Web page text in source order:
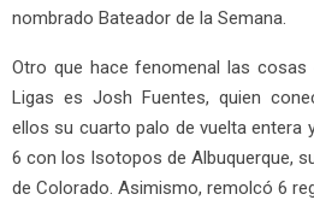
nombrado Bateador de la Semana.
Otro que hace fenomenal las cosas
Ligas es Josh Fuentes, quien
ellos su cuarto palo de vuelta entera
6 con los Isotopos de Albuquerque,
de Colorado. Asimismo, remolcó 6